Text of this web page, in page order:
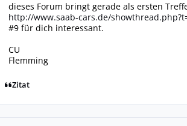
dieses Forum bringt gerade als ersten
http://www.saab-cars.de/
#9 für dich interessant.
CU
Flemming
Zitat